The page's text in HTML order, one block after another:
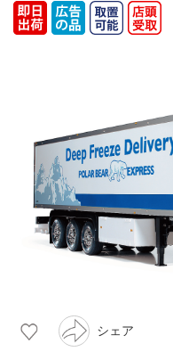
シェア